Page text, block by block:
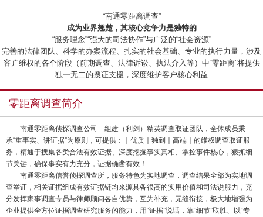
“南通零距离调查”
成为业界翘楚，其核心竞争力是独特的
“服务理念”“强大的司法协作”与广泛的“社会资源”
完善的法律团队、科学的办案流程、扎实的社会基础、专业的执行力量，涉及
客户维权的各个阶段（前期调查、法律诉讼、执法介入等）中“零距离”将提供
独一无二的搜证支援，深度维护客户核心利益
零距离调查简介
南通零距离侦探调查公司—组建（利剑）精英调查取证团队，全体成员秉
承“重事实、讲证据”为原则，可提供：｜优质｜独到｜高端｜的维权调查取证服
务，精通于搜集各类合法有效证据、深度挖掘事实真相、掌控事件核心，狠抓细
节关键，确保事实有力充分，证据确凿有效！
南通零距离信誉侦探调查所，服务特色为实地调查，调查结果全部为实地调
查举证，相关证据组成有效证据链均来源具备很高的实用价值和司法说服力，充
分发挥家事调查专员与律师顾问各自优势，互为补充，无缝衔接，极大地增强为
企业提供全方位证据调查研究服务的能力，用“证据”说话，靠“细节”取胜、以“专